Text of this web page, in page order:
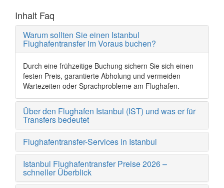
Inhalt Faq
Warum sollten Sie einen Istanbul
Flughafentransfer im Voraus buchen?
Durch eine frühzeitige Buchung sichern Sie sich einen
festen Preis, garantierte Abholung und vermeiden
Wartezeiten oder Sprachprobleme am Flughafen.
Über den Flughafen Istanbul (IST) und was er für
Transfers bedeutet
Flughafentransfer-Services in Istanbul
Istanbul Flughafentransfer Preise 2026 –
schneller Überblick